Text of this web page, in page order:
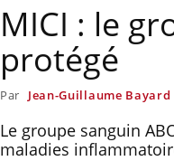
MICI : le
protégé
Par Jean-Guillaume Bayard
Le groupe sanguin
maladies